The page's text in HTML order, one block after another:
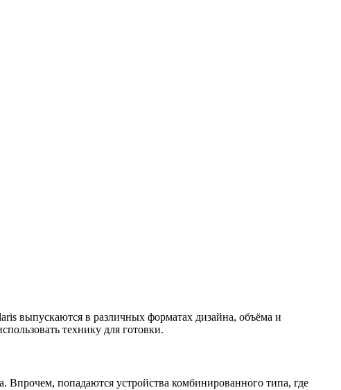
выпускаются в различных форматах дизайна, объёма и
технику для готовки.
попадаются устройства комбинированного типа, где